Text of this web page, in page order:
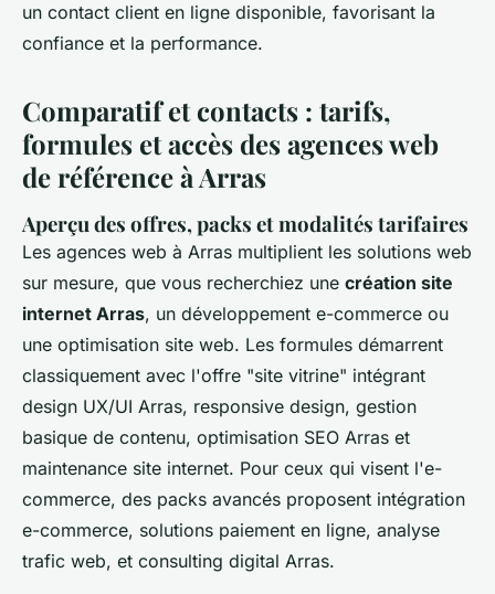
un contact client en ligne disponible, favorisant la
confiance et la performance.
Comparatif et contacts : tarifs,
formules et accès des agences web
de référence à Arras
Aperçu des offres, packs et modalités tarifaires
Les agences web à Arras multiplient les solutions web
sur mesure, que vous recherchiez une création site
internet Arras, un développement e-commerce ou
une optimisation site web. Les formules démarrent
classiquement avec l'offre "site vitrine" intégrant
design UX/UI Arras, responsive design, gestion
basique de contenu, optimisation SEO Arras et
maintenance site internet. Pour ceux qui visent l'e-
commerce, des packs avancés proposent intégration
e-commerce, solutions paiement en ligne, analyse
trafic web, et consulting digital Arras.